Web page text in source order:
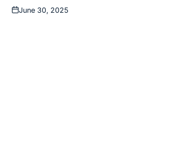
Posted
June 30, 2025